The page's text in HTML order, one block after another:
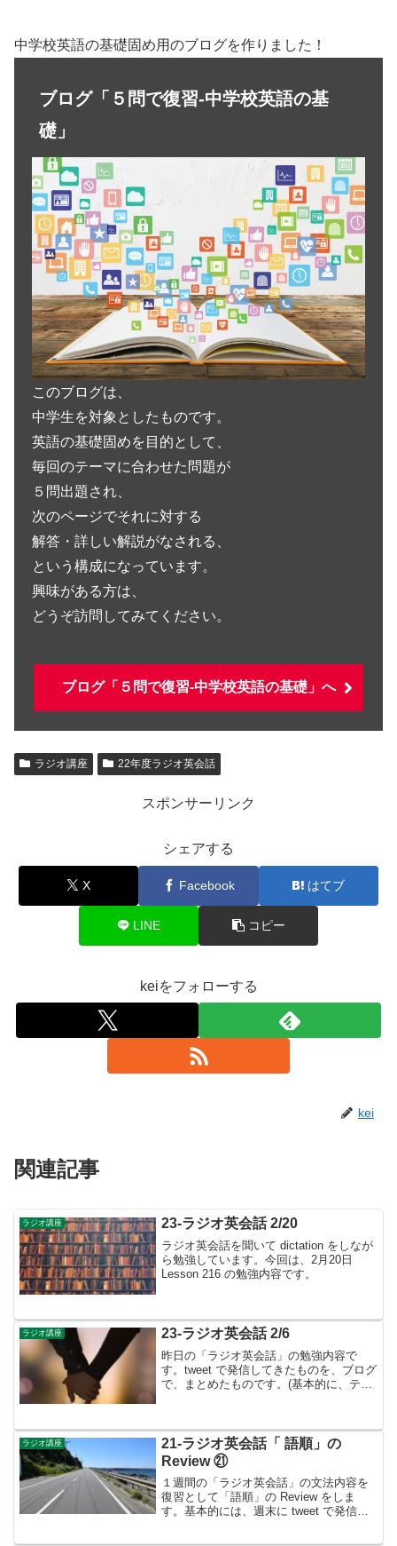
中学校英語の基礎固め用のブログを作りました！
ブログ「５問で復習-中学校英語の基
礎」
このブログは、
中学生を対象としたものです。
英語の基礎固めを目的として、
毎回のテーマに合わせた問題が
５問出題され、
次のページでそれに対する
解答・詳しい解説がなされる、
という構成になっています。
興味がある方は、
どうぞ訪問してみてください。
ブログ「５問で復習-中学校英語の基礎」へ
ラジオ講座 22年度ラジオ英会話
スポンサーリンク
シェアする
X Facebook はてブ
LINE コピー
keiをフォローする
kei
関連記事
ラジオ講座 23-ラジオ英会話 2/20
ラジオ英会話を聞いて dictation をしなが
ら勉強しています。今回は、2月20日
Lesson 216 の勉強内容です。
ラジオ講座 23-ラジオ英会話 2/6
昨日の「ラジオ英会話」の勉強内容で
す。tweet で発信してきたものを、ブログ
で、まとめたものです。(基本的に、テキ
ついて学習しま...
ラジオ講座
21-ラジオ英会話「 語順」の
Review ㉑
１週間の「ラジオ英会話」の文法内容を
復習として「語順」の Review をしま
す。基本的には、週末に tweet で発信し